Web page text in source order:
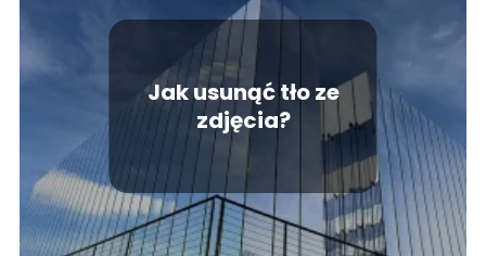
Jak usunąć tło ze
zdjęcia?